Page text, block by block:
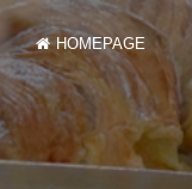
HOMEPAGE